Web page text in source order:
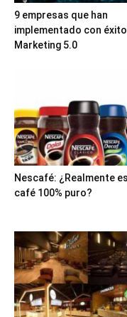
9 empresas que han
implementado con éxito
Marketing 5.0
Nescafé: ¿Realmente
café 100% puro?